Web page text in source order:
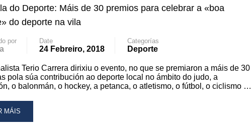
do Deporte: Máis de 30 premios para celebrar a «boa
do deporte na vila
por Date
24 Febreiro, 2018
Categorías
Deporte
Terio Carrera dirixiu o evento, no que se premiaron a máis de 30
pola súa contribución ao deporte local no ámbito do judo, a
o balonmán, o hockey, a petanca, o atletismo, o fútbol, o ciclismo …
MÁIS